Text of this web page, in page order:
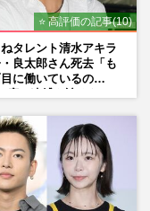
⭐ 高評価の記事(10)
タレント清水アキラ
良太郎さん死去「も
に働いているの